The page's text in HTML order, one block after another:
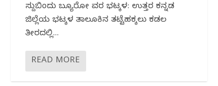
ಸುದ್ದಿಬಿಂದು ಬ್ಯೂರೋ ವರದಿ ಭಟ್ಕಳ: ಉತ್ತರ ಕನ್ನಡ
ಜಿಲ್ಲೆಯ ಭಟ್ಕಳ ತಾಲೂಕಿನ ತಟ್ಟೆಹಕ್ಕಲು ಕಡಲ
ತೀರದಲ್ಲಿ...
READ MORE